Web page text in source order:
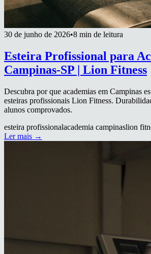
30 de junho de 2026•8 min de leitura
Esteira Profissional para
Campinas-SP | Lion Fitness
Descubra por que academias em Campinas
esteiras profissionais Lion Fitness.
alunos comprovados.
esteira profissionalacademia campinaslion
Ler mais →